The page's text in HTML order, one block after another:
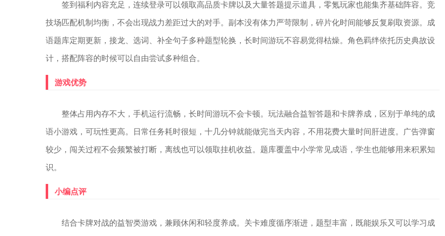
签到福利内容充足，连续登录可以领取高品质卡牌以及大量答题提示道具，零氪玩家也能集齐基础阵容。竞
技场匹配机制均衡，不会出现战力差距过大的对手。副本没有体力严苛限制，碎片化时间能够反复刷取资源。成
语题库定期更新，接龙、选词、补全句子多种题型轮换，长时间游玩不容易觉得枯燥。角色羁绊依托历史典故设
计，搭配阵容的时候可以自由尝试多种组合。
游戏优势
整体占用内存不大，手机运行流畅，长时间游玩不会卡顿。玩法融合益智答题和卡牌养成，区别于单纯的成
语小游戏，可玩性更高。日常任务耗时很短，十几分钟就能做完当天内容，不用花费大量时间肝进度。广告弹窗
较少，闯关过程不会频繁被打断，离线也可以领取挂机收益。题库覆盖中小学常见成语，学生也能够用来积累知
识。
小编点评
结合卡牌对战的益智类游戏，兼顾休闲和轻度养成。关卡难度循序渐进，题型丰富，既能娱乐又可以学习成